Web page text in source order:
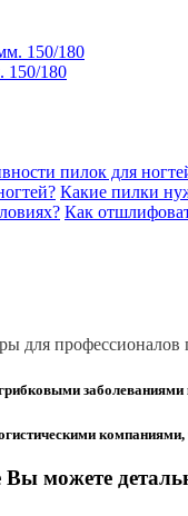
150/180
пилок для
Какие пилки
Как
для профессионалов
компаниями,
можете